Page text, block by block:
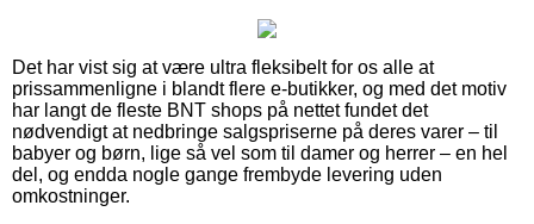
Det har vist sig at være ultra fleksibelt for os alle at
prissammenligne i blandt flere e-butikker, og med det motiv
har langt de fleste BNT shops på nettet fundet det
nødvendigt at nedbringe salgspriserne på deres varer – til
babyer og børn, lige så vel som til damer og herrer – en hel
del, og endda nogle gange frembyde levering uden
omkostninger.